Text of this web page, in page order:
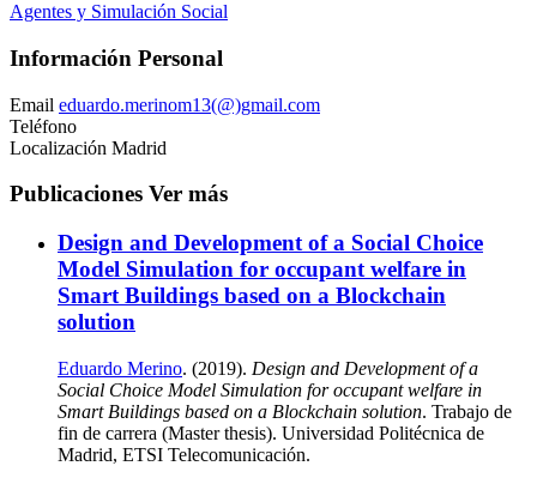
Agentes y Simulación Social
Información Personal
Email eduardo.merinom13(@)gmail.com
Teléfono
Localización Madrid
Publicaciones Ver más
Design and Development of a Social Choice
Model Simulation for occupant welfare in
Smart Buildings based on a Blockchain
solution
Eduardo Merino. (2019). Design and Development of a
Social Choice Model Simulation for occupant welfare in
Smart Buildings based on a Blockchain solution. Trabajo de
fin de carrera (Master thesis). Universidad Politécnica de
Madrid, ETSI Telecomunicación.